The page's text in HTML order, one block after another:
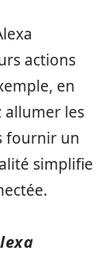
actions
en
allumer les
fournir un
simplifie